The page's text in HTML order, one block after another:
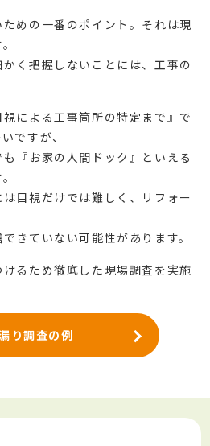
めの一番のポイント。それは現
く把握しないことには、工事の
による工事箇所の特定まで』で
ですが、
『お家の人間ドック』といえる
目視だけでは難しく、リフォー
きていない可能性があります。
るため徹底した現場調査を実施
り調査の例